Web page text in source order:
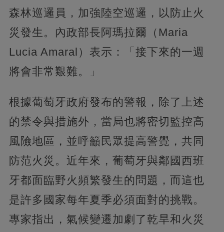
森林巡邏員，加強陸空巡邏，以防止火
災發生。內政部長阿瑪拉爾（Maria
Lucia Amaral）表示：「接下來的一週
將會非常艱難。」
根據葡萄牙政府發布的警報，除了上述
的禁令與措施外，當局也將密切監控高
風險地區，並呼籲民眾提高警覺，共同
防范火災。近年來，葡萄牙與鄰國西班
牙都面臨野火頻繁發生的問題，而這也
是許多國家每年夏季必須面對的挑戰。
專家指出，氣候變遷加劇了乾旱和火災